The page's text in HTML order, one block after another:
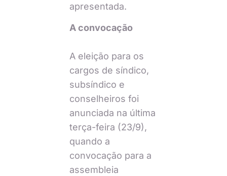
apresentada.
A convocação
A eleição para os
cargos de síndico,
subsíndico e
conselheiros foi
anunciada na última
terça-feira (23/9),
quando a
convocação para a
assembleia